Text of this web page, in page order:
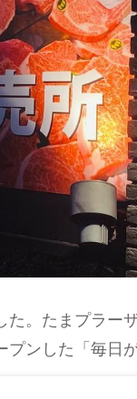
た。たまプラー
ンした「毎日